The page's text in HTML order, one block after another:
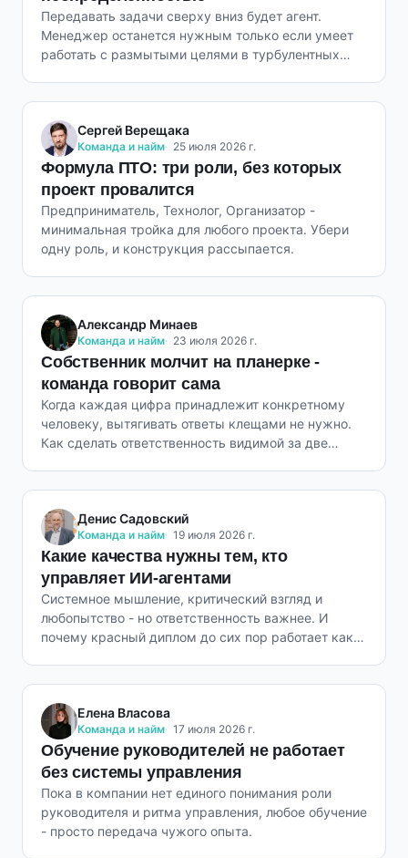
Передавать задачи сверху вниз будет агент.
Менеджер останется нужным только если умеет
работать с размытыми целями в турбулентных
Сергей Верещака
Команда и найм 25 июля 2026 г.
Формула ПТО: три роли, без которых
проект провалится
Предприниматель, Технолог, Организатор -
минимальная тройка для любого проекта. Убери
одну роль, и конструкция рассыпается.
Александр Минаев
Команда и найм 23 июля 2026 г.
Собственник молчит на планерке -
команда говорит сама
Когда каждая цифра принадлежит конкретному
человеку, вытягивать ответы клещами не нужно.
Как сделать ответственность видимой за две
Денис Садовский
Команда и найм 19 июля 2026 г.
Какие качества нужны тем, кто
управляет ИИ-агентами
Системное мышление, критический взгляд и
любопытство - но ответственность важнее. И
почему красный диплом до сих пор работает как
Елена Власова
Команда и найм 17 июля 2026 г.
Обучение руководителей не работает
без системы управления
Пока в компании нет единого понимания роли
руководителя и ритма управления, любое обучение
- просто передача чужого опыта.